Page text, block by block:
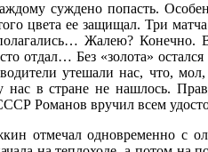
суждено попасть.
цвета ее защищал. Три
Жалею? Конечно.
отдал… Без «золота»
утешали нас, что,
в стране не нашлось.
Романов вручил всем
отмечал одновременно с